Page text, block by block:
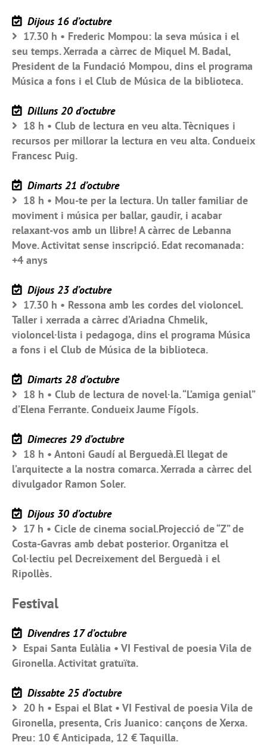
Dijous 16 d’octubre
17.30 h • Frederic Mompou: la seva música i el
seu temps. Xerrada a càrrec de Miquel M. Badal,
President de la Fundació Mompou, dins el programa
Música a fons i el Club de Música de la biblioteca.
Dilluns 20 d’octubre
18 h • Club de lectura en veu alta. Tècniques i
recursos per millorar la lectura en veu alta. Condueix
Francesc Puig.
Dimarts 21 d’octubre
18 h • Mou-te per la lectura. Un taller familiar de
moviment i música per ballar, gaudir, i acabar
relaxant-vos amb un llibre! A càrrec de Lebanna
Move. Activitat sense inscripció. Edat recomanada:
+4 anys
Dijous 23 d’octubre
17.30 h • Ressona amb les cordes del violoncel.
Taller i xerrada a càrrec d’Ariadna Chmelik,
violoncel·lista i pedagoga, dins el programa Música
a fons i el Club de Música de la biblioteca.
Dimarts 28 d’octubre
18 h • Club de lectura de novel·la. “L’amiga genial”
d’Elena Ferrante. Condueix Jaume Fígols.
Dimecres 29 d’octubre
18 h • Antoni Gaudí al Berguedà.El llegat de
l’arquitecte a la nostra comarca. Xerrada a càrrec del
divulgador Ramon Soler.
Dijous 30 d’octubre
17 h • Cicle de cinema social.Projecció de “Z” de
Costa-Gavras amb debat posterior. Organitza el
Col·lectiu pel Decreixement del Berguedà i el
Ripollès.
Festival
Divendres 17 d’octubre
Espai Santa Eulàlia • VI Festival de poesia Vila de
Gironella. Activitat gratuïta.
Dissabte 25 d’octubre
20 h • Espai el Blat • VI Festival de poesia Vila de
Gironella, presenta, Cris Juanico: cançons de Xerxa.
Preu: 10 € Anticipada, 12 € Taquilla.